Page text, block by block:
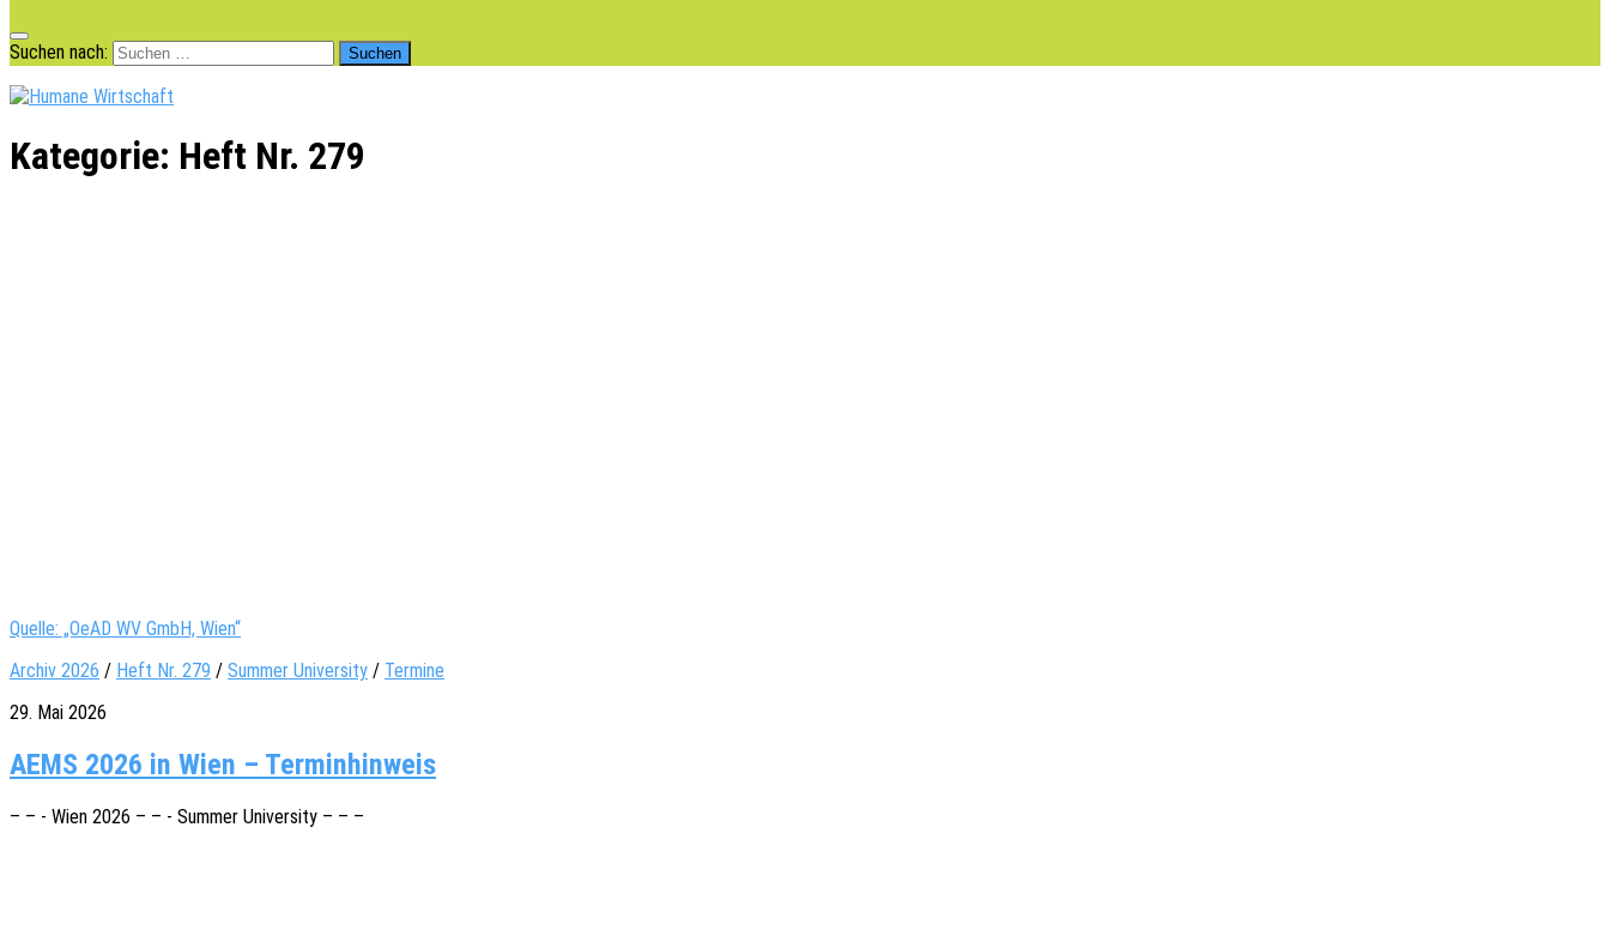
Suchen nach:
Kategorie: Heft Nr. 279
Quelle: „OeAD WV GmbH, Wien“
Archiv 2026 / Heft Nr. 279 / Summer University / Termine
29. Mai 2026
AEMS 2026 in Wien – Terminhinweis
– – - Wien 2026 – – - Summer University – – –